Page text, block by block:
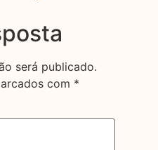
será publicado.
com *